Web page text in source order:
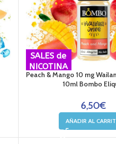
SALES de
NICOTINA
Peach & Mango 10 mg
10ml Bombo
6,50€
AÑADIR AL